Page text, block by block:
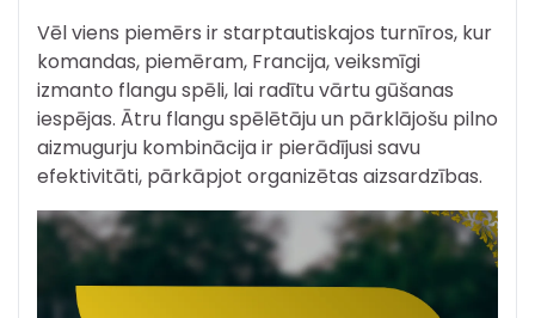
Vēl viens piemērs ir starptautiskajos turnīros, kur
komandas, piemēram, Francija, veiksmīgi
izmanto flangu spēli, lai radītu vārtu gūšanas
iespējas. Ātru flangu spēlētāju un pārklājošu pilno
aizmugurju kombinācija ir pierādījusi savu
efektivitāti, pārkāpjot organizētas aizsardzības.